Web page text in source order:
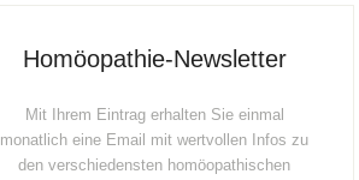
Homöopathie-Newsletter
Mit Ihrem Eintrag erhalten Sie einmal
monatlich eine Email mit wertvollen Infos zu
den verschiedensten homöopathischen